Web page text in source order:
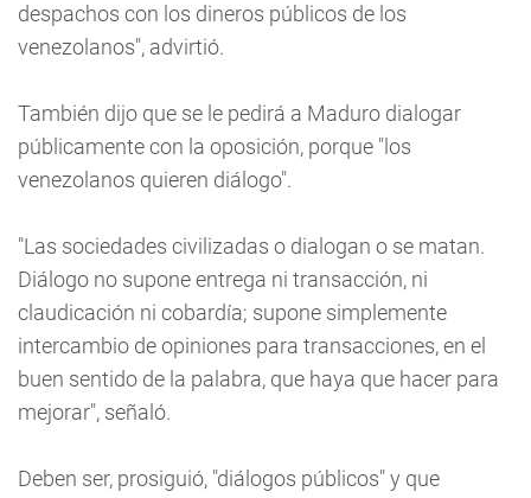
despachos con los dineros públicos de los
venezolanos", advirtió.
También dijo que se le pedirá a Maduro dialogar
públicamente con la oposición, porque "los
venezolanos quieren diálogo".
"Las sociedades civilizadas o dialogan o se matan.
Diálogo no supone entrega ni transacción, ni
claudicación ni cobardía; supone simplemente
intercambio de opiniones para transacciones, en el
buen sentido de la palabra, que haya que hacer para
mejorar", señaló.
Deben ser, prosiguió, "diálogos públicos" y que